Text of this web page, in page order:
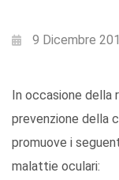
9 Dicembre
In occasione della
prevenzione della
promuove i
malattie oculari: